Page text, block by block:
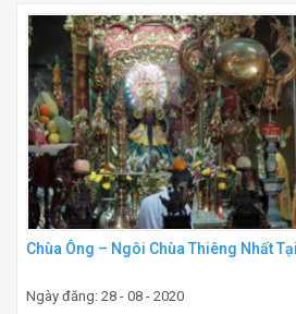
Chùa Ông – Ngôi Chùa Thiêng Nhất
Ngày đăng: 28 - 08 - 2020